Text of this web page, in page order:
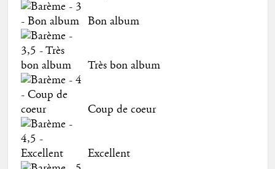
Bon album
Très bon album
Coup de coeur
Excellent